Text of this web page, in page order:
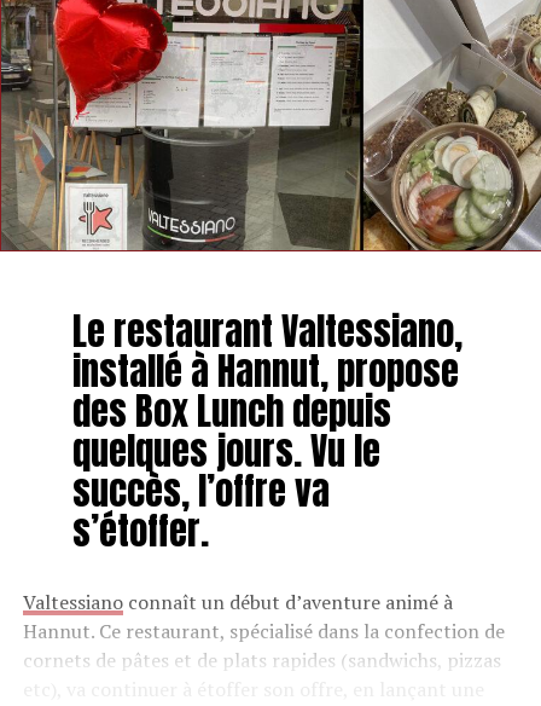
Le restaurant Valtessiano,
installé à Hannut, propose
des Box Lunch depuis
quelques jours. Vu le
succès, l’offre va
s’étoffer.
Valtessianoconnaît un début d’aventure animé à
Hannut. Ce restaurant, spécialisé dans la confection de
cornets de pâtes et de plats rapides (sandwichs, pizzas